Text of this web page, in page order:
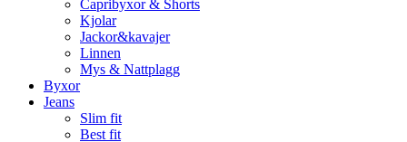
Capribyxor & Shorts
Kjolar
Jackor&kavajer
Linnen
Mys & Nattplagg
Byxor
Jeans
Slim fit
Best fit